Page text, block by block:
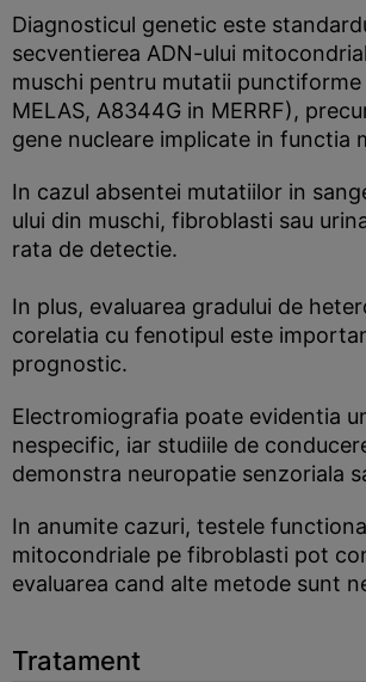
Diagnosticul genetic este
secventierea ADN-ului
muschi pentru mutatii punctiforme
MELAS, A8344G in MERRF),
gene nucleare implicate in functia
In cazul absentei mutatiilor in
ului din muschi, fibroblasti sau
rata de detectie.
In plus, evaluarea gradului de
corelatia cu fenotipul este
prognostic.
Electromiografia poate evidentia
nespecific, iar studiile de
demonstra neuropatie senzoriala
In anumite cazuri, testele
mitocondriale pe fibroblasti pot
evaluarea cand alte metode sunt
Tratament